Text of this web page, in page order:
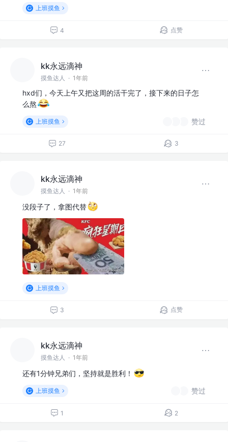
上班摸鱼
4 点赞
kk永远滴神
摸鱼达人 · 1年前
hxd们，今天上午又把这周的活干完了，接下来的日子怎
么熬
上班摸鱼 赞过
27 3
kk永远滴神
摸鱼达人 · 1年前
没段子了，拿图代替
上班摸鱼
3 点赞
kk永远滴神
摸鱼达人 · 1年前
还有1分钟兄弟们，坚持就是胜利！
上班摸鱼 赞过
1 2